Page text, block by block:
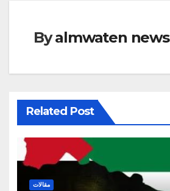
Byalmwaten news
Related Post
مقالات